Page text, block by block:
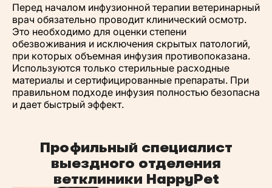
Перед началом инфузионной терапии ветеринарный
врач обязательно проводит клинический осмотр.
Это необходимо для оценки степени
обезвоживания и исключения скрытых патологий,
при которых объемная инфузия противопоказана.
Используются только стерильные расходные
материалы и сертифицированные препараты. При
правильном подходе инфузия полностью безопасна
и дает быстрый эффект.
Профильный специалист
выездного отделения
ветклиники HappyPet